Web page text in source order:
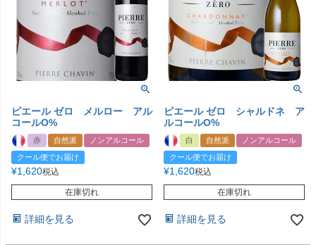
ピエール ゼロ メルロー アル
コールO%
赤 自然派
ノンアルコール
クール便でお届け
¥1,620税込
在庫切れ
詳細を見る
ピエール ゼロ シャルドネ ア
ルコールO%
白 自然派
ノンアルコール
クール便でお届け
¥1,620税込
在庫切れ
詳細を見る